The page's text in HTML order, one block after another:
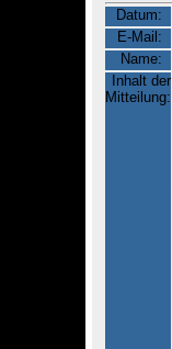
Datum:
E-Mail:
Name:
Inhalt der
Mitteilung: